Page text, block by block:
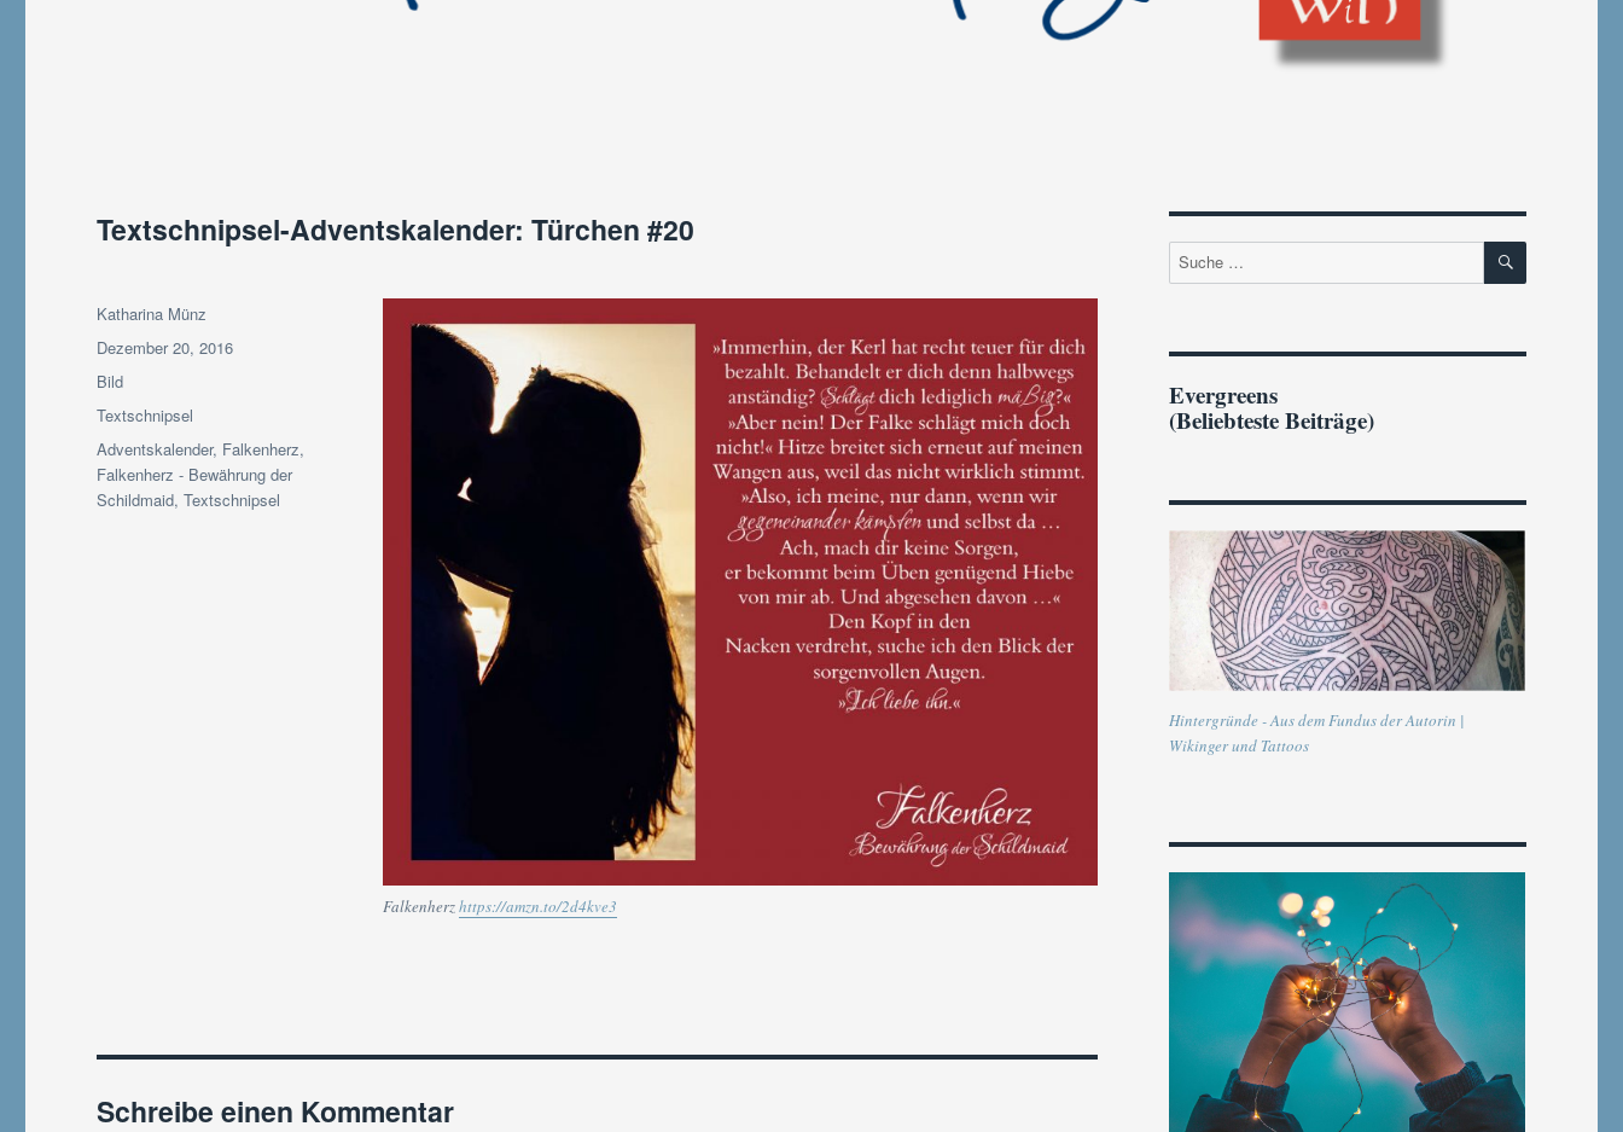
Textschnipsel-Adventskalender: Türchen #20
Falkenherzhttps://amzn.to/2d4kve3
Autor
Katharina Münz
Veröffentlicht
am
Dezember 20, 2016
Format
Bild
Kategorien
Textschnipsel
Schlagwörter
Adventskalender, Falkenherz,
Falkenherz - Bewährung der
Schildmaid,Textschnipsel
Schreibe einen Kommentar
Suche
nach:
SUCHEN
Evergreens
(Beliebteste Beiträge)
Hintergründe - Aus dem Fundus der Autorin |
Wikinger und Tattoos